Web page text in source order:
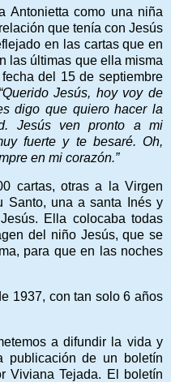
Antonietta como una niña
que tenía con Jesús
en las cartas que en
las últimas que ella misma
del 15 de septiembre
“Querido Jesús, hoy voy de
digo que quiero hacer la
Jesús ven pronto a mi
fuerte y te besaré. Oh,
en mi corazón.”
cartas, otras a la Virgen
Santo, una a santa Inés y
Ella colocaba todas
del niño Jesús, que se
para que en las noches
1937, con tan solo 6 años
a difundir la vida y
publicación de un boletín
Viviana Tejada. El boletín